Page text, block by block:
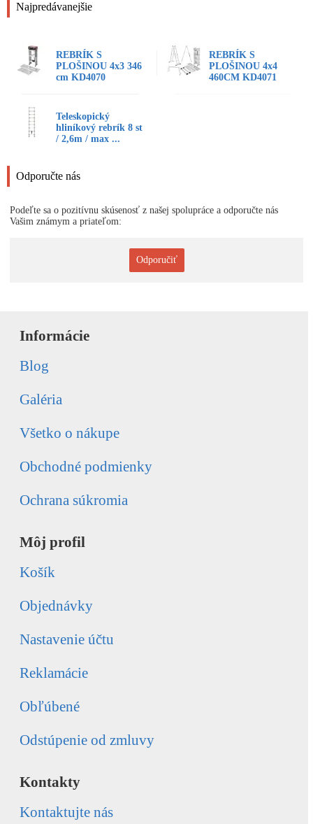
Najpredávanejšie
REBRÍK S
PLOŠINOU 4x3 346
cm KD4070
REBRÍK S
PLOŠINOU 4x4
460CM KD4071
Teleskopický
hliníkový rebrík 8 st
/ 2,6m / max ...
Odporučte nás
Podeľte sa o pozitívnu skúsenosť z našej spolupráce a odporučte nás
Vašim známym a priateľom:
Odporučiť
Informácie
Blog
Galéria
Všetko o nákupe
Obchodné podmienky
Ochrana súkromia
Môj profil
Košík
Objednávky
Nastavenie účtu
Reklamácie
Obľúbené
Odstúpenie od zmluvy
Kontakty
Kontaktujte nás